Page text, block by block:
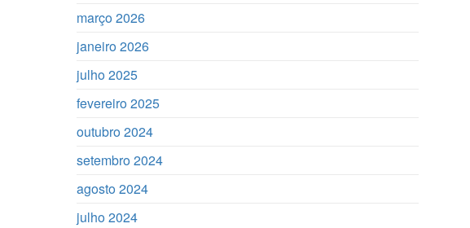
março 2026
janeiro 2026
julho 2025
fevereiro 2025
outubro 2024
setembro 2024
agosto 2024
julho 2024